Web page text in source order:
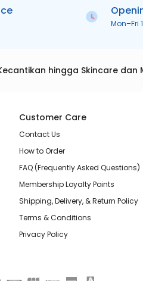
Mon–Fri
hingga Skincare dan
Customer Care
Contact Us
How to Order
FAQ (Frequently Asked Questions)
Membership Loyalty Points
Shipping, Delivery, & Return Policy
Terms & Conditions
Privacy Policy